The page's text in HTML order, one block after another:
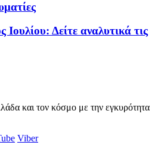
Δείτε αναλυτικά τις
και τον κόσμο με την εγκυρότητα
Viber